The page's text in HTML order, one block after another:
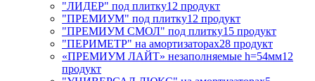
"ЛИДЕР" под плитку12 продукт
"ПРЕМИУМ" под плитку12 продукт
"ПРЕМИУМ СМОЛ" под плитку15 продукт
"ПЕРИМЕТР" на амортизаторах28 продукт
«ПРЕМИУМ ЛАЙТ» незаполняемые h=54мм12
продукт